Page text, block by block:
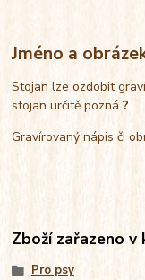
Jméno a
Stojan lze ozdobit
stojan určitě pozná?
Gravírovaný nápis či
Zboží zařazeno v
Pro psy